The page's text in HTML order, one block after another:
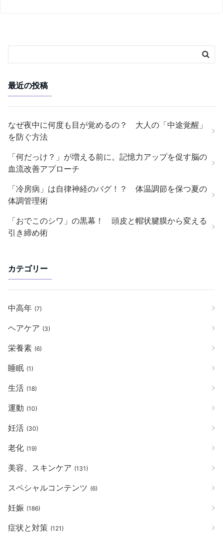
最近の投稿
なぜ夜中に何度も目が覚めるの？ 大人の「中途覚醒」
を防ぐ方法
「何だっけ？」が増える前に。記憶力アップを促す脳の
血流改善アプローチ
「冷房病」は自律神経のバグ！？ 体温調節を保つ夏の
体調管理術
「おでこのシワ」の黒幕！ 頭皮と帽状腱膜から変える
引き締め術
カテゴリー
中高年 (7)
ヘアケア (3)
栄養素 (6)
睡眠 (1)
生活 (18)
運動 (10)
妊活 (30)
老化 (19)
美容、スキンケア (131)
スペシャルコンテンツ (6)
妊娠 (186)
症状と対策 (121)